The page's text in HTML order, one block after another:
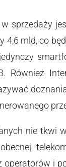
sprzedaży
4,6 mld, co
Również
nie tkwi
i